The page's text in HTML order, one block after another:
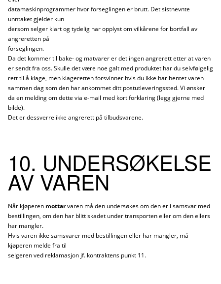
datamaskinprogrammer hvor forseglingen er brutt. Det sistnevnte
unntaket gjelder kun
dersom selger klart og tydelig har opplyst om vilkårene for bortfall av
angreretten på
forseglingen.
Da det kommer til bake- og matvarer er det ingen angrerett etter at varen
er sendt fra oss. Skulle det være noe galt med produktet har du selvfølgelig
rett til å klage, men klageretten forsvinner hvis du ikke har hentet varen
sammen dag som den har ankommet ditt postutleveringssted. Vi ønsker
da en melding om dette via e-mail med kort forklaring (legg gjerne med
bilde).
Det er dessverre ikke angrerett på tilbudsvarene.
10. UNDERSØKELSE
AV VAREN
Når kjøperen mottarvaren må den undersøkes om den er i samsvar med
bestillingen, om den har blitt skadet under transporten eller om den ellers
har mangler.
Hvis varen ikke samsvarer med bestillingen eller har mangler, må
kjøperen melde fra til
selgeren ved reklamasjon jf. kontraktens punkt 11.